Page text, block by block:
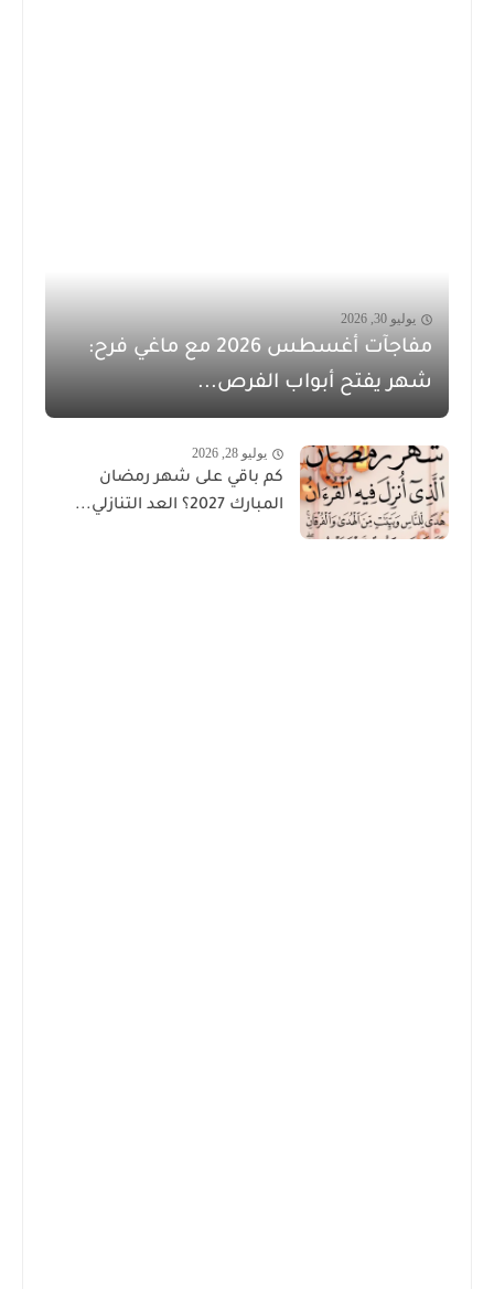
يوليو 30, 2026
مفاجآت أغسطس 2026 مع ماغي فرح:
شهر يفتح أبواب الفرص...
يوليو 28, 2026
كم باقي على شهر رمضان
المبارك 2027؟ العد التنازلي...